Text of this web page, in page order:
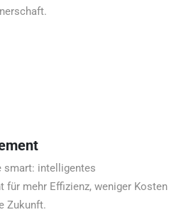
smart: intelligentes
für mehr Effizienz, weniger Kosten
Zukunft.